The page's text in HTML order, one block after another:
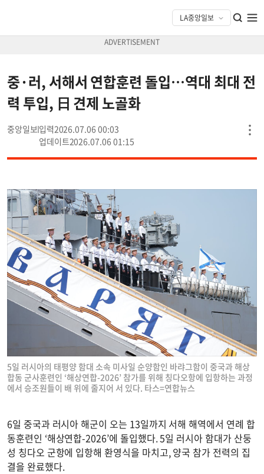
중·러, 서해서 연합훈련 돌입…역대 최대 전
력 투입, 日 견제 노골화
중앙일보
2026.07.06 00:03
2026.07.06 01:15
5일 러시아의 태평양 함대 소속 미사일 순양함인 바랴그함이 중국과 해상
합동 군사훈련인 ‘해상연합-2026’ 참가를 위해 칭다오항에 입항하는 과정
에서 승조원들이 배 위에 줄지어 서 있다. 타스=연합뉴스
6일 중국과 러시아 해군이 오는 13일까지 서해 해역에서 연례 합
동훈련인 ‘해상연합-2026’에 돌입했다. 5일 러시아 함대가 산둥
성 칭다오 군항에 입항해 환영식을 마치고, 양국 참가 전력의 집
결을 완료했다.